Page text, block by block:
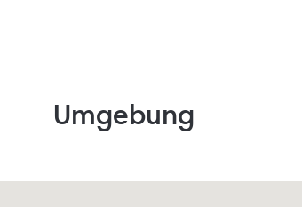
Umgebung